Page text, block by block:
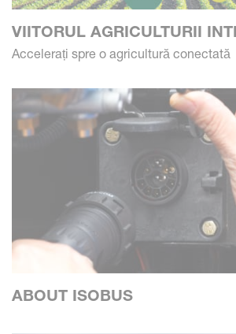
VIITORUL AGRICULTURII
Accelerați spre o agricultură conectată
ABOUT ISOBUS